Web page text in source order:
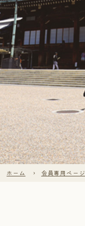
ホーム 会員専用ページ